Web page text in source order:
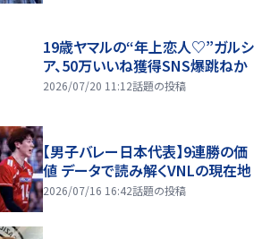
19歳ヤマルの“年上恋人♡”ガルシ
ア、50万いいね獲得SNS爆跳ねか
2026/07/20 11:12話題の投稿
【男子バレー日本代表】9連勝の価
値 データで読み解くVNLの現在地
2026/07/16 16:42話題の投稿